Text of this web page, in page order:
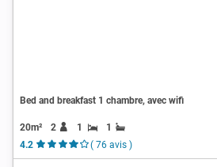
Bed and breakfast 1 chambre, avec wifi
20m² 2 1
1
4.2
( 76 avis )